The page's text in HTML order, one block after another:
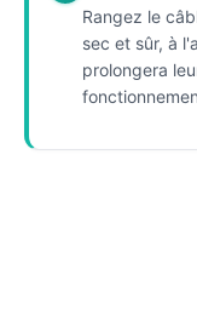
Rangez le
sec et sûr, à
prolongera